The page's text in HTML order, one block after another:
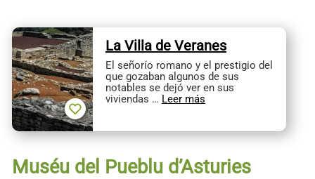
La Villa de Veranes
El señorío romano y el prestigio del
que gozaban algunos de sus
notables se dejó ver en sus
viviendas … Leer más
Muséu del Pueblu d’Asturies